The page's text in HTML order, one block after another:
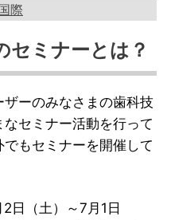
際
セミナーとは？
ーのみなさまの歯科技
セミナー活動を行って
もセミナーを開催して
日（土）～7月1日